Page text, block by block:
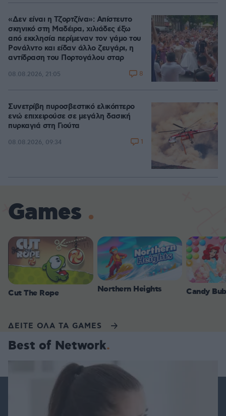
«Δεν είναι η Τζορτζίνα»: Απίστευτο
σκηνικό στη Μαδέιρα, χιλιάδες έξω
από εκκλησία περίμεναν τον γάμο του
Ρονάλντο και είδαν άλλο ζευγάρι, η
αντίδραση του Πορτογάλου σταρ
08.08.2026, 21:05 8
Συνετρίβη πυροσβεστικό ελικόπτερο
ενώ επιχειρούσε σε μεγάλη δασική
πυρκαγιά στη Γιούτα
08.08.2026, 09:34 1
Games
Cut The Rope Northern Heights Candy
ΔΕΙΤΕ ΟΛΑ ΤΑ GAMES
Best of Network